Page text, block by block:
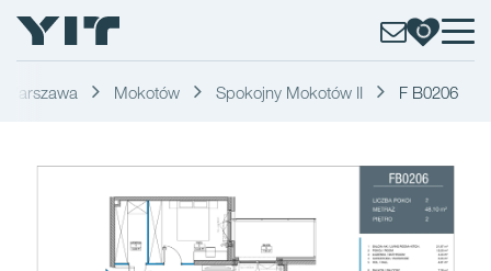
Warszawa Mokotów Spokojny Mokotów II F B0206